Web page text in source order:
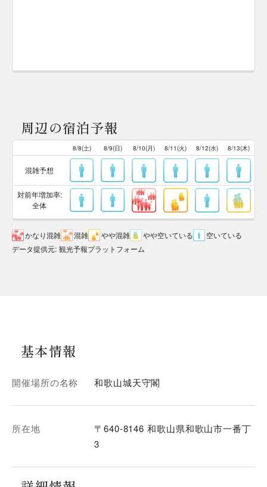
周辺の宿泊予報
8/8(土) 8/9(日) 8/10(月) 8/11(火) 8/12(水) 8/13(木)
混雑予想
対前年増加率:
全体
かなり混雑 混雑 やや混雑 やや空いている
空いている
データ提供元: 観光予報プラットフォーム
基本情報
開催場所の名称 和歌山城天守閣
所在地
〒640-8146 和歌山県和歌山市一番丁
3